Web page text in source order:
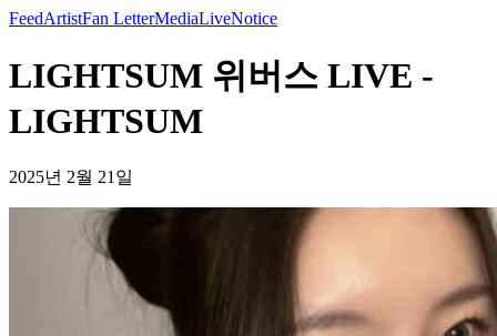
FeedArtistFan LetterMediaLiveNotice
LIGHTSUM 위버스 LIVE -
LIGHTSUM
2025년 2월 21일